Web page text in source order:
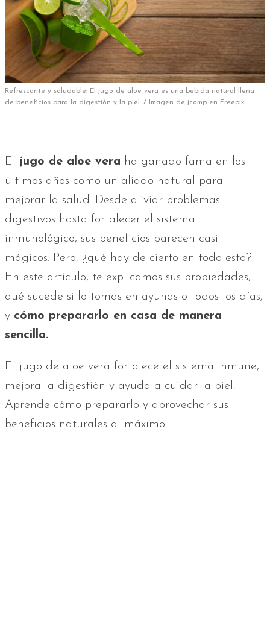
Refrescante y saludable: El jugo de aloe vera es una bebida natural llena
de beneficios para la digestión y la piel. / Imagen de jcomp en Freepik
El jugo de aloe vera ha ganado fama en los
últimos años como un aliado natural para
mejorar la salud. Desde aliviar problemas
digestivos hasta fortalecer el sistema
inmunológico, sus beneficios parecen casi
mágicos. Pero, ¿qué hay de cierto en todo esto?
En este artículo, te explicamos sus propiedades,
qué sucede si lo tomas en ayunas o todos los días,
y cómo prepararlo en casa de manera
sencilla.
El jugo de aloe vera fortalece el sistema inmune,
mejora la digestión y ayuda a cuidar la piel.
Aprende cómo prepararlo y aprovechar sus
beneficios naturales al máximo.